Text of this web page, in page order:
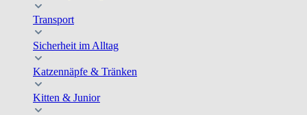
Transport
Sicherheit im Alltag
Katzennäpfe & Tränken
Kitten & Junior